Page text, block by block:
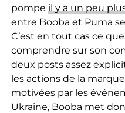
pompe il y a un peu
entre Booba et Puma
C’est en tout cas ce
comprendre sur son
deux posts assez
les actions de la
motivées par les
Ukraine, Booba met